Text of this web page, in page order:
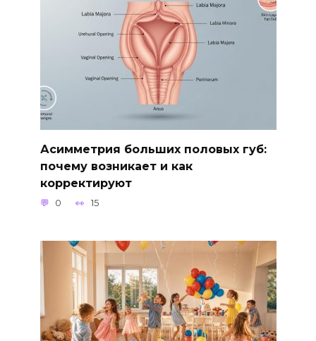
Асимметрия больших половых губ:
почему возникает и как
корректируют
0 15